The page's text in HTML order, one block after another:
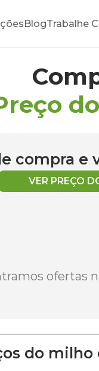
BlogTrabalhe
compra e
VER PREÇO
ofertas
do milho